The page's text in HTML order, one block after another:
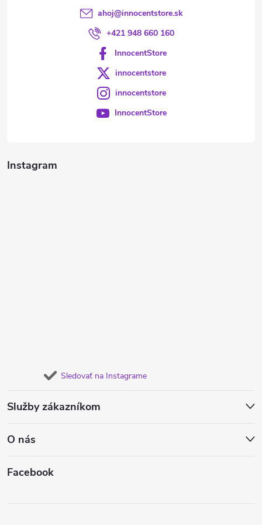
Instagram
Sledovať na Instagrame
Služby zákazníkom
O nás
Facebook
ahoj@innocentstore.sk
+421 948 660 160
InnocentStore
innocentstore
innocentstore
InnocentStore